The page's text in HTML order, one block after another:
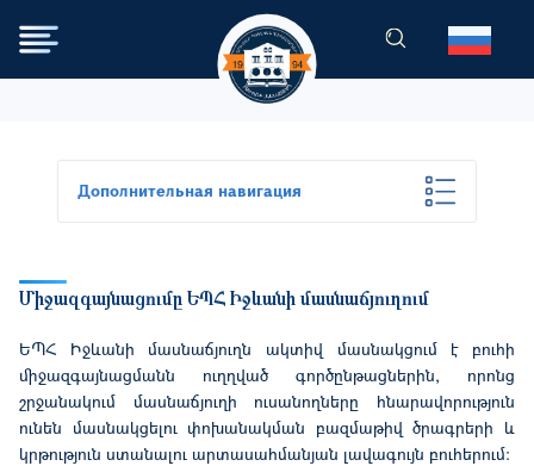
Перейти к основному
Дополнительная навигация
Միջազգայնացումը ԵՊՀ Իջևանի մասնաճյուղում
ԵՊՀ Իջևանի մասնաճյուղն ակտիվ մասնակցում է բուհի
միջազգայնացմանն ուղղված գործընթացներին, որոնց
շրջանակում մասնաճյուղի ուսանողները հնարավորություն
ունեն մասնակցելու փոխանակման բազմաթիվ ծրագրերի և
կրթություն ստանալու արտասահմանյան լավագույն բուհերում: